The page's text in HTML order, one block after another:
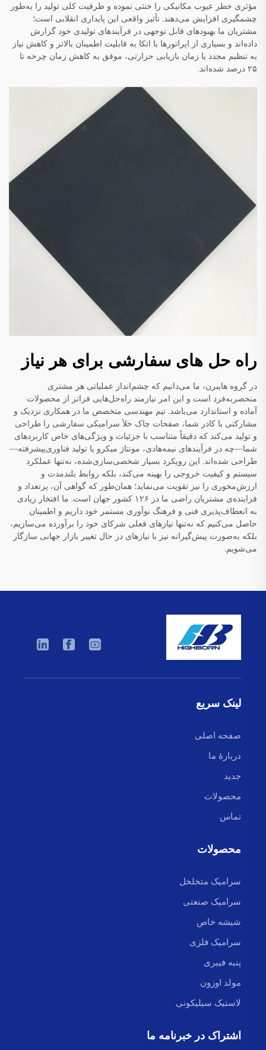
مؤثری خطر عیوب مکانیکی را خنثی نموده و ظرفیت کلی تولید را به‌طور
چشمگیری افزایش می‌دهند. تأثیر واقعی این پایداری انقلابی است؛
مشتریان ما بهبودهای قابل توجهی در فرآیندهای تولیدی خود گزارش
داده‌اند و بسیاری از اپراتورها با اتکا به قابلیت اطمینان بالاتر و کاهش نیاز
به تنظیم مجدد یا زمان بازیابی حرارتی، موفق به کاهش زمان چرخه تا
۲۵ درصد شده‌اند.
راه حل های سفارشی برای هر نیاز
در گروه هایبرن، ما می‌دانیم که چشم‌انداز عملیاتی هر مشتری
منحصربه‌فرد است و این امر نیازمند راه‌حل‌هایی فراتر از محصولات
آماده و استاندارد می‌باشد. تیم مهندسی متخصص ما در همکاری نزدیک و
مشارکتی با کادر شما، صفحات چاک خلأ سرامیکی سفارشی را طراحی
و تولید می‌کند که دقیقاً متناسب با جزئیات و ویژگی‌های خاص کاربردهای
شما—چه در فرآیندهای نیمه‌هادی، مونتاژ میکرو یا تولید فناوری‌پیشرفته—
طراحی شده‌اند. این رویکرد بسیار شخصی‌سازی‌شده، نه‌تنها عملکرد
سیستم و کیفیت خروجی را بهینه می‌کند، بلکه روابط بلندمدت و
ارزش‌محوری را نیز تقویت می‌نماید؛ همان‌طور که گواهی آن، پرتعداد و
فزاینده‌ی مشتریان راضی ما در ۱۲۶ کشور جهان است. ما افتخار زیادی
به انعطاف‌پذیری فنی و فرهنگ نوآوری مستمر خود داریم و اطمینان
حاصل می‌کنیم که نه‌تنها نیازهای فعلی شرکای خود را برآورده می‌سازیم،
بلکه به‌صورت پیش‌گیرانه نیز با نیازهای در حال تغییر بازار جهانی سازگار
می‌شویم.
لینک سریع
صفحه اصلی
دربارهٔ ما
جدید
محصولات
تماس
محصولات
سرامیک متخلخل
سرامیک صنعتی
شیشه خاص
سرامیک فلزی
پنبه فیبری
مولد اوزون
لاستیک سیلیکونی
اشتراک در خبرنامه ما